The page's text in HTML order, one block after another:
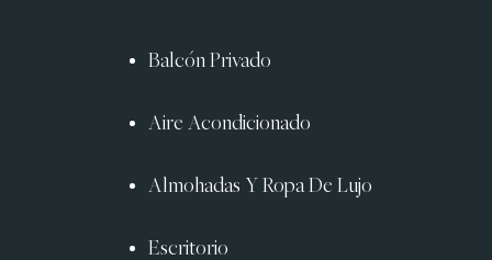
Balcón Privado
Aire Acondicionado
Almohadas Y Ropa De Lujo
Escritorio